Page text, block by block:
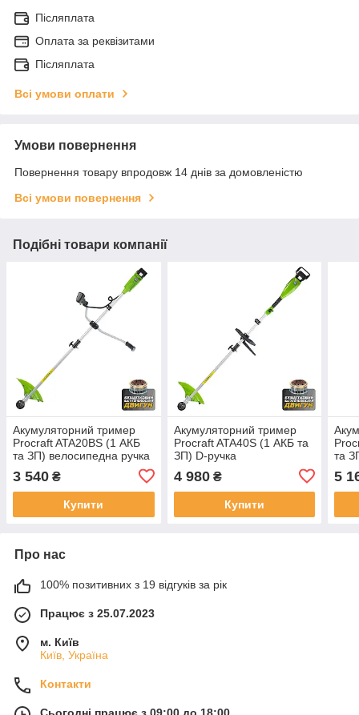
Післяплата
Оплата за реквізитами
Післяплата
Всі умови оплати
Умови повернення
Повернення товару впродовж 14 днів за домовленістю
Всі умови повернення
Подібні товари компанії
Акумуляторний тример
Procraft ATA20BS (1 АКБ
та ЗП) велосипедна ручка
3 540 ₴
Купити
Акумуляторний тример
Procraft ATA40S (1 АКБ та
ЗП) D-ручка
4 980₴
Купити
та
5
Про нас
100% позитивних з 19 відгуків за рік
Працює з 25.07.2023
м. Київ
Київ, Україна
Контакти